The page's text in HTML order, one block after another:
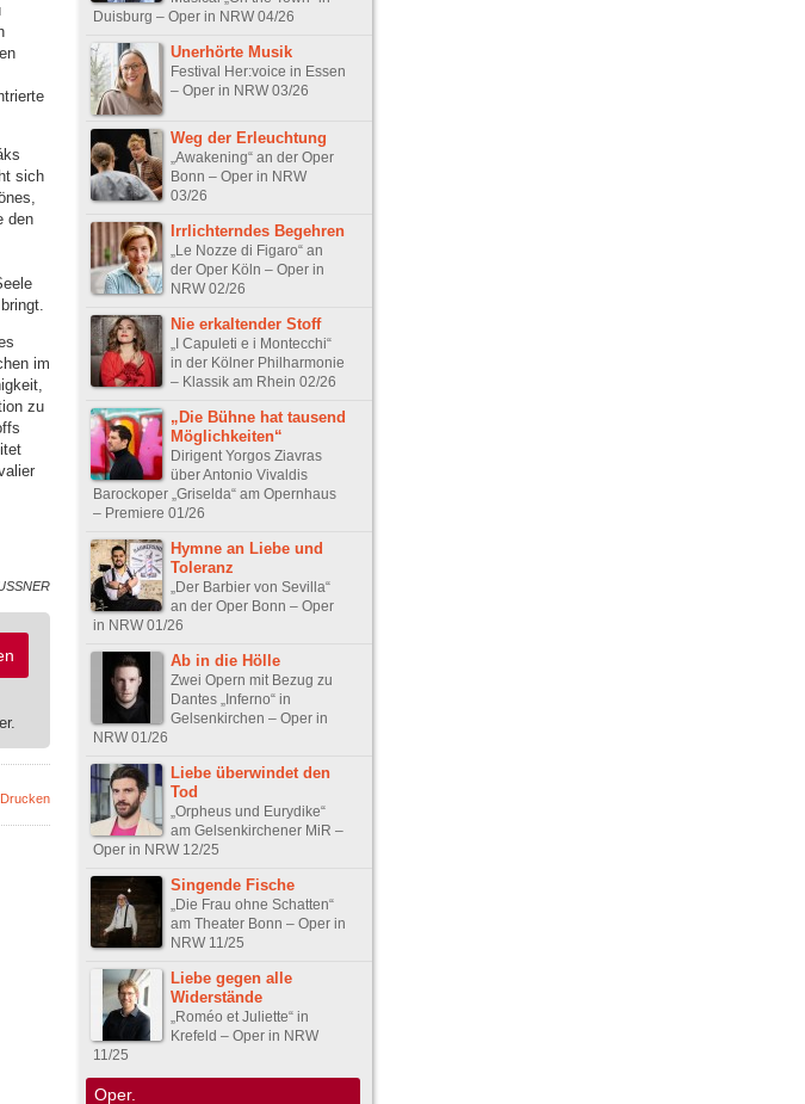
sich
den
im
zu
Drucken
Duisburg – Oper in NRW 04/26
Unerhörte Musik
Festival Her:voice in Essen
– Oper in NRW 03/26
Weg der Erleuchtung
„Awakening“ an der Oper
Bonn – Oper in NRW
03/26
Irrlichterndes Begehren
„Le Nozze di Figaro“ an
der Oper Köln – Oper in
NRW 02/26
Nie erkaltender Stoff
„I Capuleti e i Montecchi“
in der Kölner Philharmonie
– Klassik am Rhein 02/26
„Die Bühne hat tausend
Möglichkeiten“
Dirigent Yorgos Ziavras
über Antonio Vivaldis
Barockoper „Griselda“ am Opernhaus
– Premiere 01/26
Hymne an Liebe und
Toleranz
„Der Barbier von Sevilla“
an der Oper Bonn – Oper
in NRW 01/26
Ab in die Hölle
Zwei Opern mit Bezug zu
Dantes „Inferno“ in
Gelsenkirchen – Oper in
NRW 01/26
Liebe überwindet den
Tod
„Orpheus und Eurydike“
am Gelsenkirchener MiR –
Oper in NRW 12/25
Singende Fische
„Die Frau ohne Schatten“
am Theater Bonn – Oper in
NRW 11/25
Liebe gegen alle
Widerstände
„Roméo et Juliette“ in
Krefeld – Oper in NRW
11/25
Oper.